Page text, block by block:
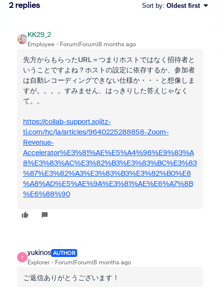
2 replies Sort by: Oldest first
KK29_2
Employee Forum|Forum|8 months ago
先方からもらったURL＝つまりホストではなく招待者と
いうことですよね？ホストの設定に依存するか、参加者
は自動レコーディングできない仕様か・・・と想像しま
すが。。。。すみません、はっきりした答えじゃなく
て。。
https://collab-support.sojitz-
ti.com/hc/ja/articles/9640225288858-Zoom-
Revenue-
Accelerator%E3%81%AE%E5%A4%96%E9%83%A
8%E3%83%AC%E3%82%B3%E3%83%BC%E3%83
%87%E3%82%A3%E3%83%B3%E3%82%B0%E8
%A8%AD%E5%AE%9A%E3%81%AE%E6%A7%8B
%E6%88%90
Y
yukinos AUTHOR
Explorer Forum|Forum|8 months ago
ご返信ありがとうございます！